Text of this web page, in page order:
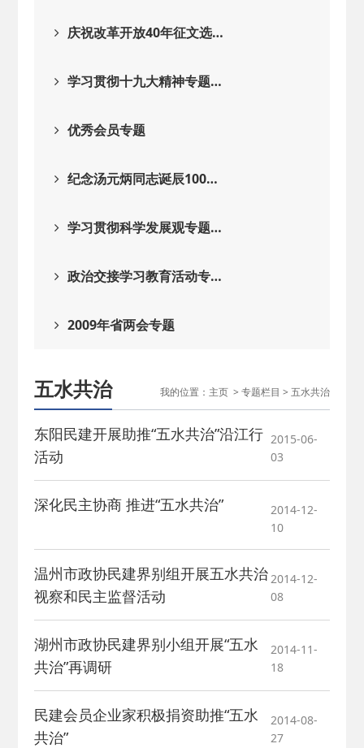
庆祝改革开放40年征文选…
学习贯彻十九大精神专题…
优秀会员专题
纪念汤元炳同志诞辰100…
学习贯彻科学发展观专题…
政治交接学习教育活动专…
2009年省两会专题
五水共治 我的位置： 主页> 专题栏目 > 五水共治
东阳民建开展助推“五水共治”沿江行
活动
2015-06-
03
深化民主协商 推进“五水共治”
2014-12-
10
温州市政协民建界别组开展五水共治
视察和民主监督活动
2014-12-
08
湖州市政协民建界别小组开展“五水
共治”再调研
2014-11-
18
民建会员企业家积极捐资助推“五水
共治”
2014-08-
27